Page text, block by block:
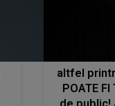
altfel
POATE FI